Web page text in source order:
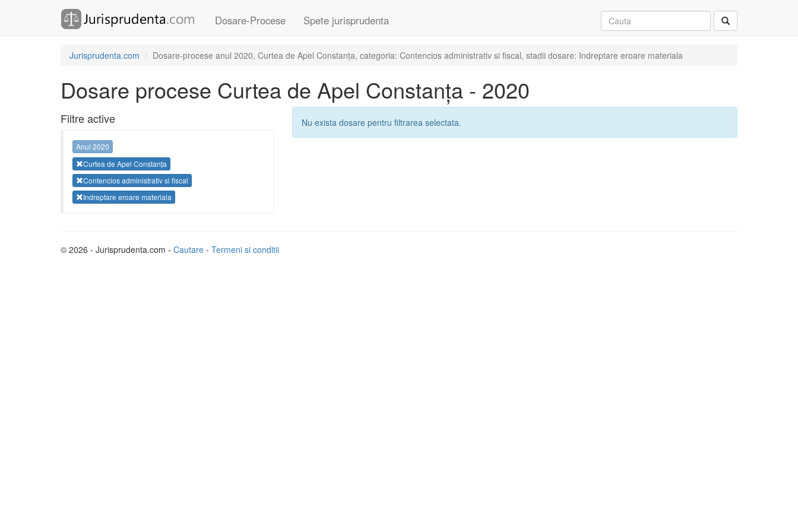
Dosare-Procese Spete jurisprudenta
Jurisprudenta.com Dosare-procese anul 2020, Curtea de Apel Constanța, categoria: Contencios administrativ si fiscal, stadii dosare: Indreptare eroare materiala
Dosare procese Curtea de Apel Constanța - 2020
Filtre active
Anul 2020
Curtea de Apel Constanța
Contencios administrativ si fiscal
Indreptare eroare materiala
Nu exista dosare pentru filtrarea selectata.
© 2026 - Jurisprudenta.com - Cautare - Termeni si conditii